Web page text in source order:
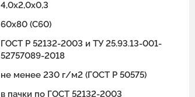
ЛЮ
Отдел продаж Металлообработка
4,0х2,0х0,3
60х80 (С60)
ГОСТ Р 52132-2003 и ТУ 25.93.13-001-
52757089-2018
не менее 230 г/м2 (ГОСТ Р 50575)
в пачки по ГОСТ 52132-2003